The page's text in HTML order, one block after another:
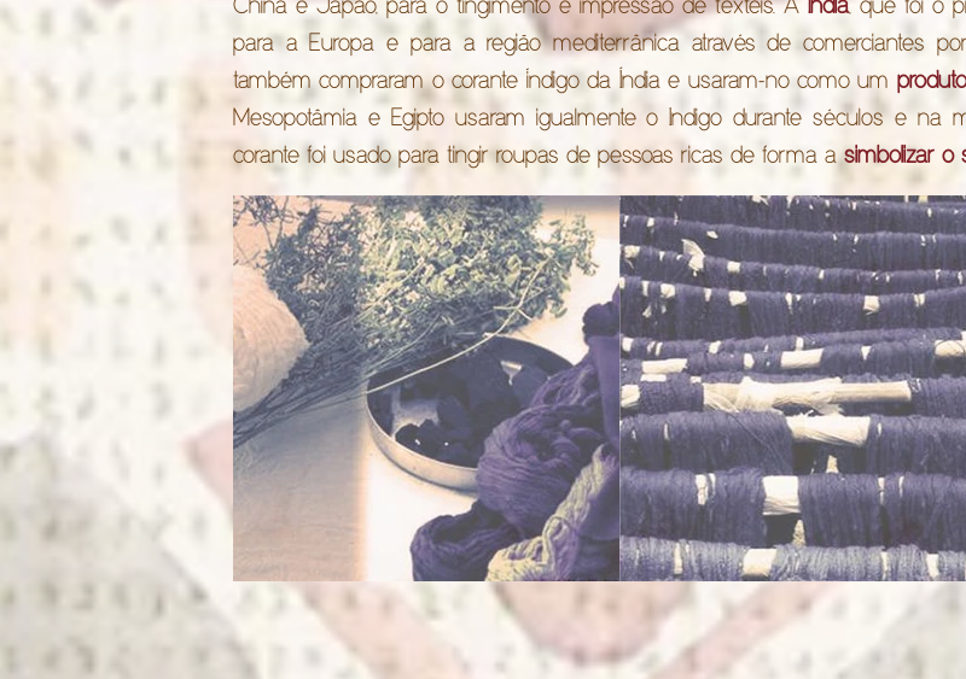
China e Japão, para o tingimento e impressão de têxteis. A Índia, que foi o
para a Europa e para a região mediterrânica através de comerciantes
também compraram o corante índigo da Índia e usaram-no como um
Mesopotâmia e Egipto usaram igualmente o Indigo durante séculos e na
corante foi usado para tingir roupas de pessoas ricas de forma asimbolizar o